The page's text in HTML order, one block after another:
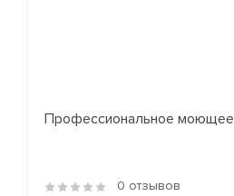
Профессиональное моющее
0 отзывов